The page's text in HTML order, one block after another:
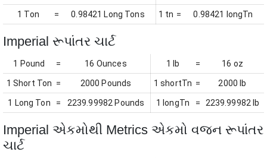
1 Ton = 0.98421 Long Tons 1 tn = 0.98421 longTn
Imperial રૂપાંતર ચાર્ટ
1 Pound = 16 Ounces 1 lb = 16 oz
1 Short Ton = 2000 Pounds 1 shortTn = 2000 lb
1 Long Ton = 2239.99982 Pounds 1 longTn = 2239.99982 lb
Imperial એકમોથી Metrics એકમો વજન રૂપાંતર
ચાર્ટ